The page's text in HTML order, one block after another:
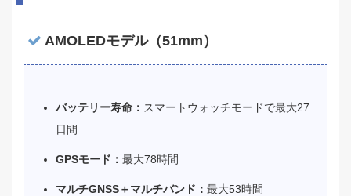
AMOLEDモデル（51mm）
バッテリー寿命： スマートウォッチモードで最大27
日間
GPSモード： 最大78時間
マルチGNSS＋マルチバンド： 最大53時間